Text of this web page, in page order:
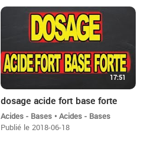
17:51
dosage acide fort base forte
Acides - Bases • Acides - Bases
Publié le 2018-06-18